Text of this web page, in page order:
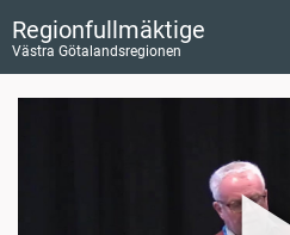
Regionfullmäktige
Västra Götalandsregionen